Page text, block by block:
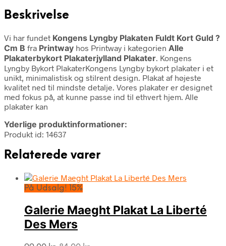
Beskrivelse
Vi har fundet Kongens Lyngby Plakaten Fuldt Kort Guld ?
Cm B fra Printway hos Printway i kategorien Alle
Plakaterbykort Plakaterjylland Plakater. Kongens
Lyngby Bykort PlakaterKongens Lyngby bykort plakater i et
unikt, minimalistisk og stilrent design. Plakat af højeste
kvalitet ned til mindste detalje. Vores plakater er designet
med fokus på, at kunne passe ind til ethvert hjem. Alle
plakater kan
Yderlige produktinformationer:
Produkt id: 14637
Relaterede varer
På Udsalg! 15%
Galerie Maeght Plakat La Liberté
Des Mers